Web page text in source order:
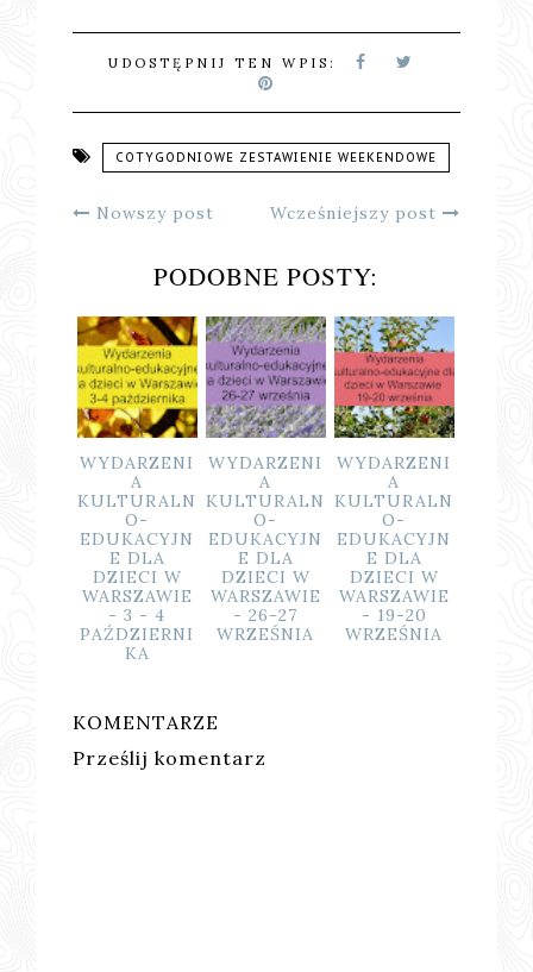
UDOSTĘPNIJ TEN WPIS:
COTYGODNIOWE ZESTAWIENIE WEEKENDOWE
Nowszy post Wcześniejszy post
PODOBNE POSTY:
WYDARZENI
A
KULTURALN
O-
EDUKACYJN
E DLA
DZIECI W
WARSZAWIE
- 3 - 4
PAŹDZIERNI
KA
WYDARZENI
A
KULTURALN
O-
EDUKACYJN
E DLA
DZIECI W
WARSZAWIE
- 26-27
WRZEŚNIA
WYDARZENI
A
KULTURALN
O-
EDUKACYJN
E DLA
DZIECI W
WARSZAWIE
- 19-20
WRZEŚNIA
KOMENTARZE
Prześlij komentarz